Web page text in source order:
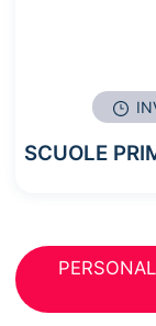
SCUOLE